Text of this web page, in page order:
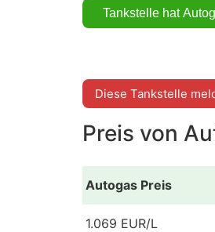
Diese Tankstelle
Preis von
Autogas Preis
1.069 EUR/L